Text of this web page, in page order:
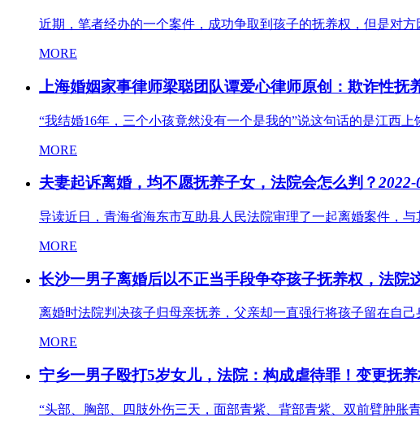
近期，笔者经办的一个案件，成功争取到孩子的抚养权，但是对
MORE
上海婚姻家事律师梁聪团队谭爱心律师原创：欺诈性抚
“我结婚16年，三个小孩竟然没有一个是我的”说这句话的是江西
MORE
夫妻起诉离婚，均不愿抚养子女，法院会怎么判？2022-
导读近日，青海省海东市互助县人民法院审理了一起离婚案件，
MORE
长沙一男子离婚后以不正当手段争夺孩子抚养权，法院
离婚时法院判决孩子归母亲抚养，父亲却一直强行将孩子留在自
MORE
宁乡一男子殴打5岁女儿，法院：构成虐待罪！变更抚养
“头部、胸部、四肢外伤三天，面部青紫、背部青紫、双前臂肿胀